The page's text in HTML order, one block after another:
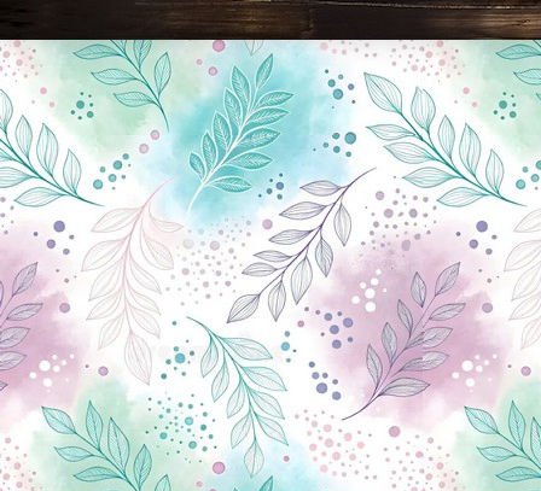
Новини Чернігова, Чернігівські новини, Чернігівський формат, новини Чернігова, події в Чернігові: політика, економіка, аналітика, культура, відеоновини, екологія, спортивний Чернігів, туризм, Чернігів